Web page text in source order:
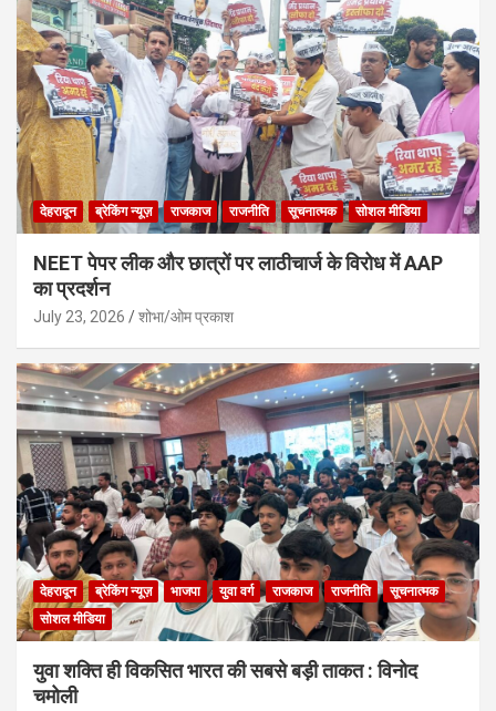
देहरादून ब्रेकिंग न्यूज़ राजकाज राजनीति सूचनात्मक सोशल मीडिया
NEET पेपर लीक और छात्रों पर लाठीचार्ज के विरोध में AAP
का प्रदर्शन
July 23, 2026 शोभा/ओम प्रकाश
देहरादून ब्रेकिंग न्यूज़ भाजपा युवा वर्ग राजकाज राजनीति
सूचनात्मक
सोशल मीडिया
युवा शक्ति ही विकसित भारत की सबसे बड़ी ताकत : विनोद
चमोली